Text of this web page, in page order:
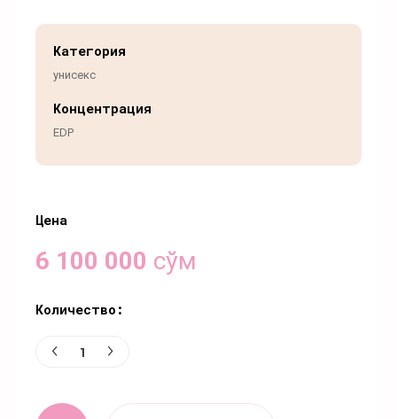
Цена
6 100 000 сўм
Количество:
Категория
унисекс
Концентрация
EDP